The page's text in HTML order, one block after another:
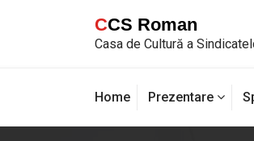
CCS Roman
Casa de Cultură a
Home Prezentare